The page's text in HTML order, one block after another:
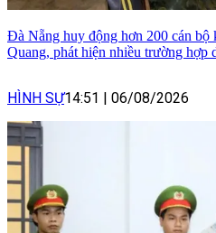
Đà Nẵng huy động hơn 200 cán bộ
Quang, phát hiện nhiều trường hợp
HÌNH SỰ14:51 06/08/2026